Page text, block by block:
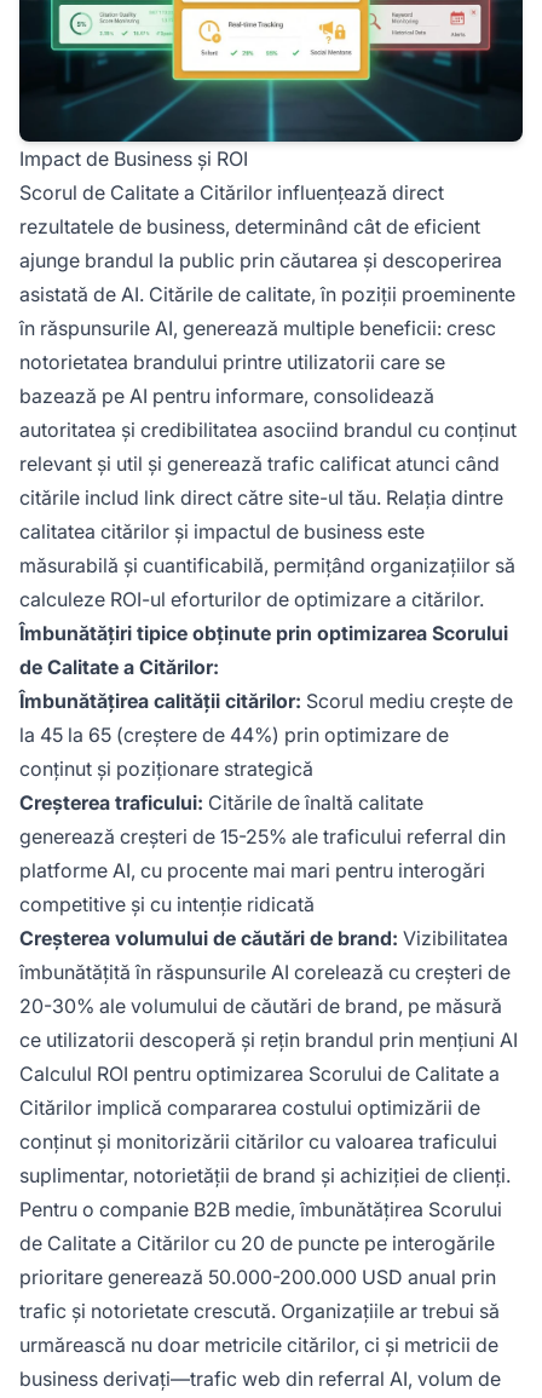
Impact de Business și ROI
Scorul de Calitate a Citărilor influențează direct
rezultatele de business, determinând cât de eficient
ajunge brandul la public prin căutarea și descoperirea
asistată de AI. Citările de calitate, în poziții proeminente
în răspunsurile AI, generează multiple beneficii: cresc
notorietatea brandului printre utilizatorii care se
bazează pe AI pentru informare, consolidează
autoritatea și credibilitatea asociind brandul cu conținut
relevant și util și generează trafic calificat atunci când
citările includ link direct către site-ul tău. Relația dintre
calitatea citărilor și impactul de business este
măsurabilă și cuantificabilă, permițând organizațiilor să
calculeze ROI-ul eforturilor de optimizare a citărilor.
Îmbunătățiri tipice obținute prin optimizarea Scorului
de Calitate a Citărilor:
Îmbunătățirea calității citărilor: Scorul mediu crește de
la 45 la 65 (creștere de 44%) prin optimizare de
conținut și poziționare strategică
Creșterea traficului: Citările de înaltă calitate
generează creșteri de 15-25% ale traficului referral din
platforme AI, cu procente mai mari pentru interogări
competitive și cu intenție ridicată
Creșterea volumului de căutări de brand: Vizibilitatea
îmbunătățită în răspunsurile AI corelează cu creșteri de
20-30% ale volumului de căutări de brand, pe măsură
ce utilizatorii descoperă și rețin brandul prin mențiuni AI
Calculul ROI pentru optimizarea Scorului de Calitate a
Citărilor implică compararea costului optimizării de
conținut și monitorizării citărilor cu valoarea traficului
suplimentar, notorietății de brand și achiziției de clienți.
Pentru o companie B2B medie, îmbunătățirea Scorului
de Calitate a Citărilor cu 20 de puncte pe interogările
prioritare generează 50.000-200.000 USD anual prin
trafic și notorietate crescută. Organizațiile ar trebui să
urmărească nu doar metricile citărilor, ci și metricii de
business derivați—trafic web din referral AI, volum de